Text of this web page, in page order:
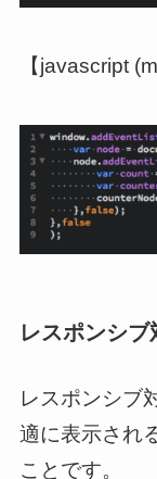
【javascript
レスポンシブ
レスポンシブ
適に表示され
ことです。